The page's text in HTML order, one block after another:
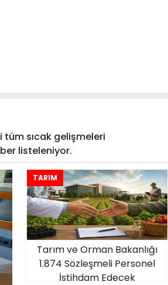
sıcak gelişmeleri
listeleniyor.
TARIM
Tarım ve Orman Bakanlığı
1.874 Sözleşmeli Personel
İstihdam Edecek